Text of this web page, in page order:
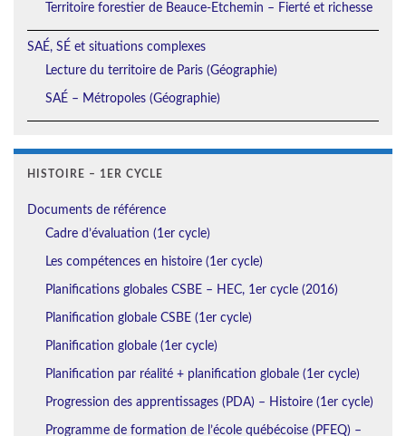
Territoire forestier de Beauce-Etchemin – Fierté et richesse
SAÉ, SÉ et situations complexes
Lecture du territoire de Paris (Géographie)
SAÉ – Métropoles (Géographie)
HISTOIRE – 1ER CYCLE
Documents de référence
Cadre d’évaluation (1er cycle)
Les compétences en histoire (1er cycle)
Planifications globales CSBE – HEC, 1er cycle (2016)
Planification globale CSBE (1er cycle)
Planification globale (1er cycle)
Planification par réalité + planification globale (1er cycle)
Progression des apprentissages (PDA) – Histoire (1er cycle)
Programme de formation de l’école québécoise (PFEQ) –